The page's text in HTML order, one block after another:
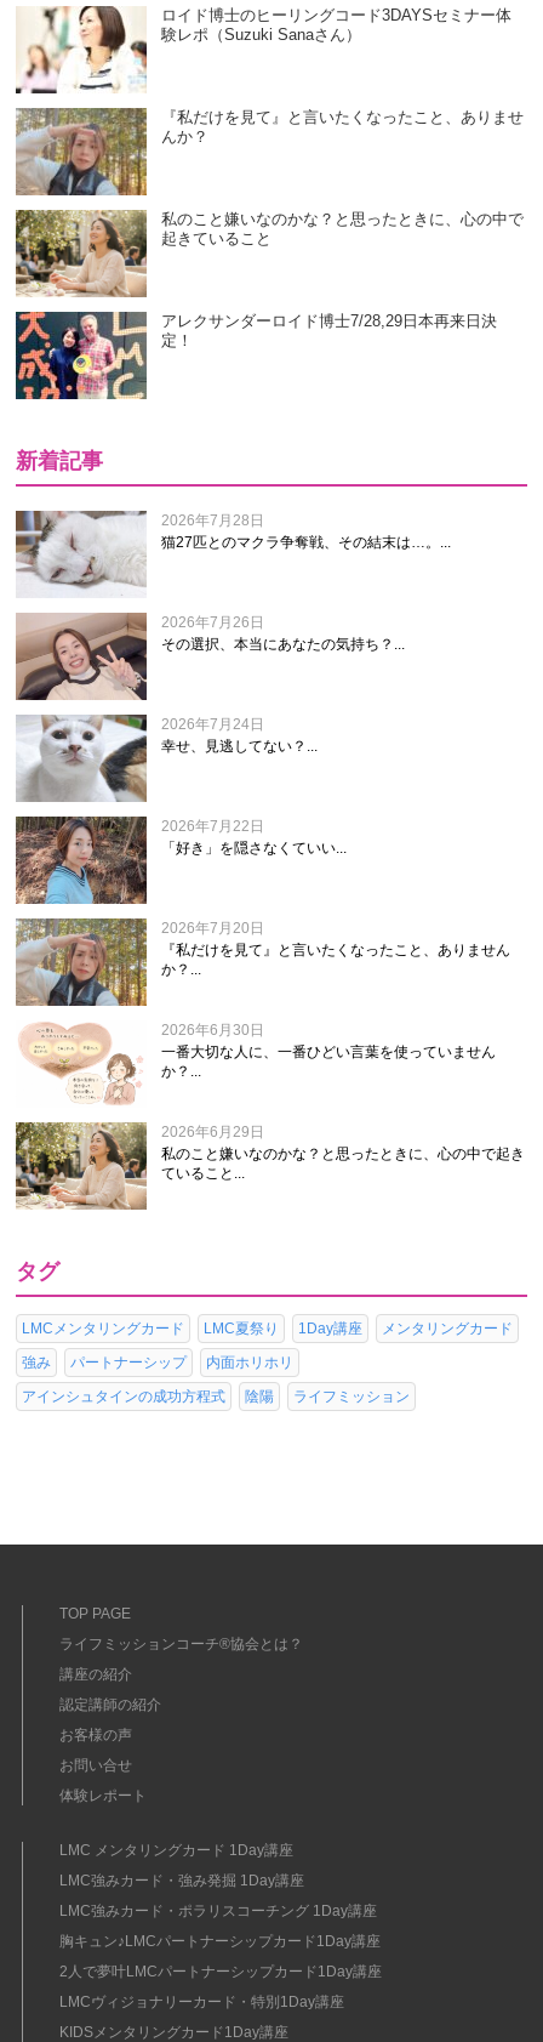
ロイド博士のヒーリングコード3DAYSセミナー体
験レポ（Suzuki Sanaさん）
『私だけを見て』と言いたくなったこと、ありませ
んか？
私のこと嫌いなのかな？と思ったときに、心の中で
起きていること
アレクサンダーロイド博士7/28,29日本再来日決
定！
新着記事
2026年7月28日
猫27匹とのマクラ争奪戦、その結末は…。...
2026年7月26日
その選択、本当にあなたの気持ち？...
2026年7月24日
幸せ、見逃してない？...
2026年7月22日
「好き」を隠さなくていい...
2026年7月20日
『私だけを見て』と言いたくなったこと、ありません
か？...
2026年6月30日
一番大切な人に、一番ひどい言葉を使っていません
か？...
2026年6月29日
私のこと嫌いなのかな？と思ったときに、心の中で起き
ていること...
タグ
LMCメンタリングカード LMC夏祭り 1Day講座
メンタリングカード
強み
パートナーシップ
内面ホリホリ
アインシュタインの成功方程式
陰陽 ライフミッション
TOP PAGE
ライフミッションコーチ®協会とは？
講座の紹介
認定講師の紹介
お客様の声
お問い合せ
体験レポート
LMC メンタリングカード 1Day講座
LMC強みカード・強み発掘 1Day講座
LMC強みカード・ポラリスコーチング 1Day講座
胸キュン♪LMCパートナーシップカード1Day講座
2人で夢叶LMCパートナーシップカード1Day講座
LMCヴィジョナリーカード・特別1Day講座
KIDSメンタリングカード1Day講座